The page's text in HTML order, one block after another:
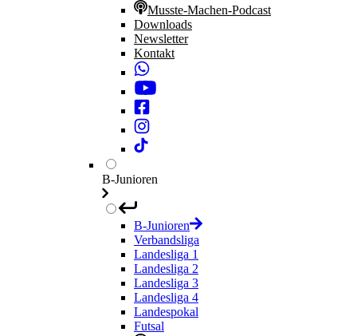
Musste-Machen-Podcast
Downloads
Newsletter
Kontakt
B-Junioren
B-Junioren
Verbandsliga
Landesliga 1
Landesliga 2
Landesliga 3
Landesliga 4
Landespokal
Futsal